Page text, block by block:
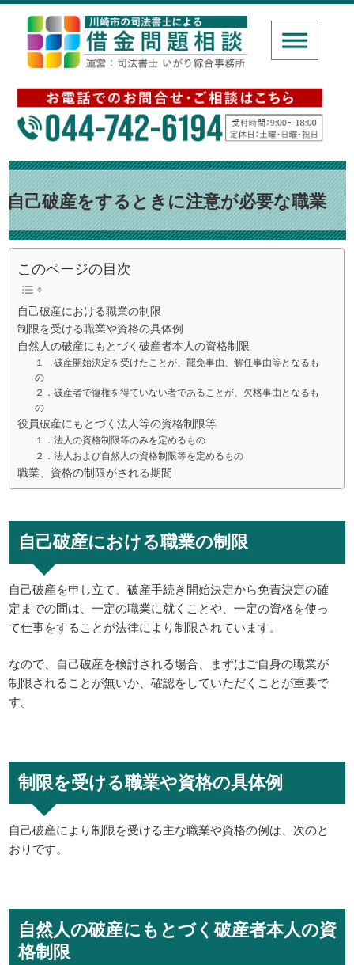
自己破産をするときに注意が必要な職業
このページの目次
自己破産における職業の制限
制限を受ける職業や資格の具体例
自然人の破産にもとづく破産者本人の資格制限
１ 破産開始決定を受けたことが、罷免事由、解任事由等となるも
の
２．破産者で復権を得ていない者であることが、欠格事由となるも
の
役員破産にもとづく法人等の資格制限等
１．法人の資格制限等のみを定めるもの
２．法人および自然人の資格制限等を定めるもの
職業、資格の制限がされる期間
自己破産における職業の制限
自己破産を申し立て、破産手続き開始決定から免責決定の確
定までの間は、一定の職業に就くことや、一定の資格を使っ
て仕事をすることが法律により制限されています。
なので、自己破産を検討される場合、まずはご自身の職業が
制限されることが無いか、確認をしていただくことが重要で
す。
制限を受ける職業や資格の具体例
自己破産により制限を受ける主な職業や資格の例は、次のと
おりです。
自然人の破産にもとづく破産者本人の資
格制限